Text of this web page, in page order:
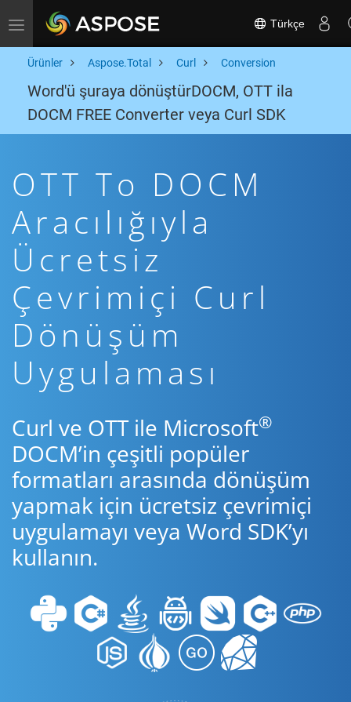
Toggle navigation Türkçe
Ürünler Aspose.Total Curl Conversion
Word'ü şuraya dönüştürDOCM, OTT ila
DOCM FREE Converter veya Curl SDK
OTT To DOCM
Aracılığıyla
Ücretsiz
Çevrimiçi Curl
Dönüşüm
Uygulaması
Curl ve OTT ile Microsoft®
DOCM’in çeşitli popüler
formatları arasında dönüşüm
yapmak için ücretsiz çevrimiçi
uygulamayı veya Word SDK’yı
kullanın.